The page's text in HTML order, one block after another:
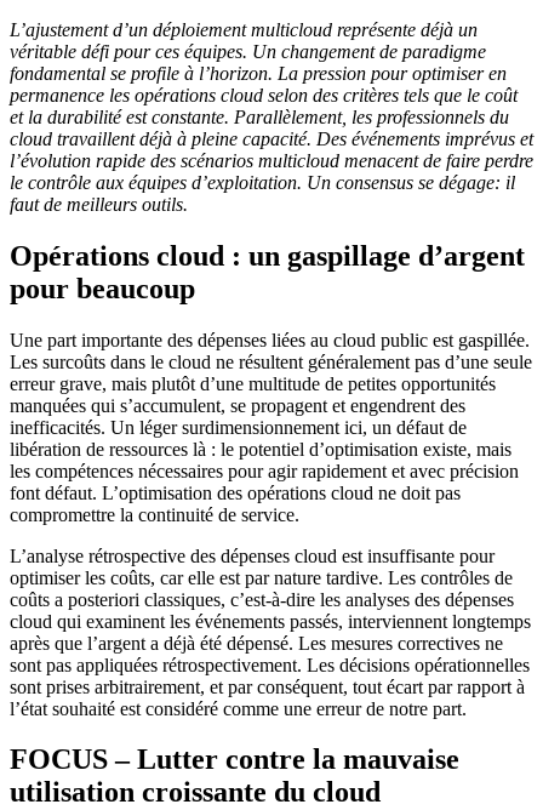
L’ajustement d’un déploiement multicloud représente déjà un
véritable défi pour ces équipes. Un changement de paradigme
fondamental se profile à l’horizon. La pression pour optimiser en
permanence les opérations cloud selon des critères tels que le coût
et la durabilité est constante. Parallèlement, les professionnels du
cloud travaillent déjà à pleine capacité. Des événements imprévus et
l’évolution rapide des scénarios multicloud menacent de faire perdre
le contrôle aux équipes d’exploitation. Un consensus se dégage: il
faut de meilleurs outils.
Opérations cloud : un gaspillage d’argent
pour beaucoup
Une part importante des dépenses liées au cloud public est gaspillée.
Les surcoûts dans le cloud ne résultent généralement pas d’une seule
erreur grave, mais plutôt d’une multitude de petites opportunités
manquées qui s’accumulent, se propagent et engendrent des
inefficacités. Un léger surdimensionnement ici, un défaut de
libération de ressources là : le potentiel d’optimisation existe, mais
les compétences nécessaires pour agir rapidement et avec précision
font défaut. L’optimisation des opérations cloud ne doit pas
compromettre la continuité de service.
L’analyse rétrospective des dépenses cloud est insuffisante pour
optimiser les coûts, car elle est par nature tardive. Les contrôles de
coûts a posteriori classiques, c’est-à-dire les analyses des dépenses
cloud qui examinent les événements passés, interviennent longtemps
après que l’argent a déjà été dépensé. Les mesures correctives ne
sont pas appliquées rétrospectivement. Les décisions opérationnelles
sont prises arbitrairement, et par conséquent, tout écart par rapport à
l’état souhaité est considéré comme une erreur de notre part.
FOCUS – Lutter contre la mauvaise
utilisation croissante du cloud